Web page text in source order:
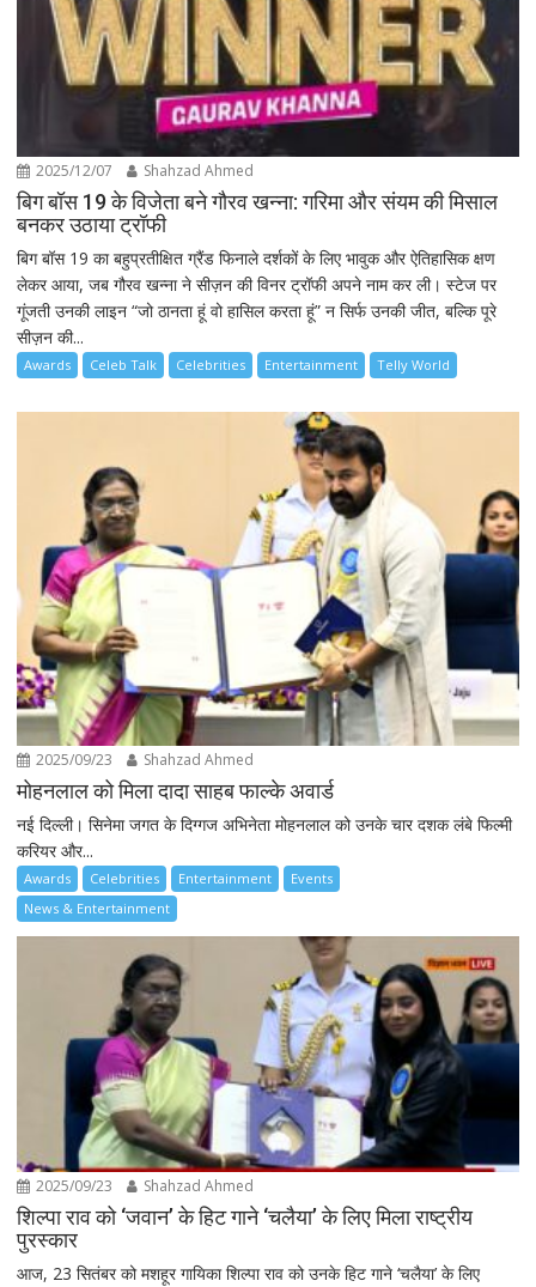
2025/12/07 Shahzad Ahmed
बिग बॉस 19 के विजेता बने गौरव खन्ना: गरिमा और संयम की मिसाल
बनकर उठाया ट्रॉफी
बिग बॉस 19 का बहुप्रतीक्षित ग्रैंड फिनाले दर्शकों के लिए भावुक और ऐतिहासिक क्षण
लेकर आया, जब गौरव खन्ना ने सीज़न की विनर ट्रॉफी अपने नाम कर ली। स्टेज पर
गूंजती उनकी लाइन “जो ठानता हूं वो हासिल करता हूं” न सिर्फ उनकी जीत, बल्कि पूरे
सीज़न की...
Awards Celeb Talk Celebrities Entertainment Telly World
2025/09/23 Shahzad Ahmed
मोहनलाल को मिला दादा साहब फाल्के अवार्ड
नई दिल्ली। सिनेमा जगत के दिग्गज अभिनेता मोहनलाल को उनके चार दशक लंबे फिल्मी
करियर और...
Awards Celebrities Entertainment
Events
News & Entertainment
2025/09/23 Shahzad Ahmed
शिल्पा राव को ‘जवान’ के हिट गाने ‘चलैया’ के लिए मिला राष्ट्रीय
पुरस्कार
आज, 23 सितंबर को मशहूर गायिका शिल्पा राव को उनके हिट गाने ‘चलैया’ के लिए